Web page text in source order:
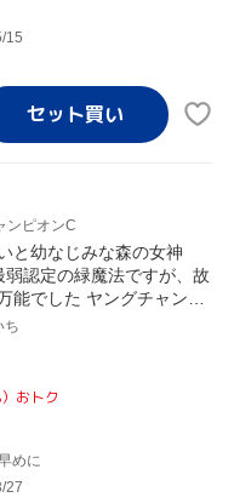
15
ンピオンC
と幼なじみな森の女神
認定の緑魔法ですが、故
能でした ヤングチャンピ
ち
おトク
めに
27